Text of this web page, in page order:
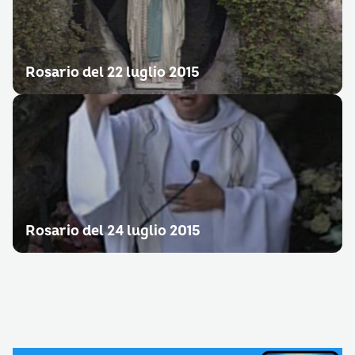
Rosario del 22 luglio 2015
Rosario del 24 luglio 2015